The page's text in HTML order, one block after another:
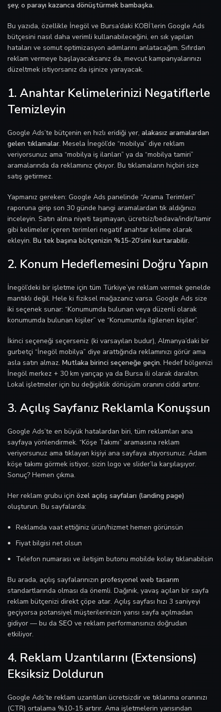
şey, o parayı kazanca dönüştürmek bambaşka.
Bu yazıda, özellikle İnegöl ve Bursa’daki KOBİ’lerin Google Ads
bütçesini nasıl daha verimli kullanabileceğini, en sık yapılan
hataları ve somut optimizasyon adımlarını anlatacağım. Sıfırdan
reklam vermeye başlayacaksanız da, mevcut kampanyalarınızı
düzeltmek istiyorsanız da işinize yarayacak.
1. Anahtar Kelimelerinizi Negatiflerle
Temizleyin
Google Ads’te bütçenin en hızlı eridiği yer, alakasız aramalardan
gelen tıklamalar. Mesela İnegöl’de “mobilya” diye reklam
veriyorsunuz ama “mobilya iş ilanları” ya da “mobilya tamiri”
aramalarında da reklamınız çıkıyor. Bu tıklamaların hiçbiri size
satış getirmez.
Yapmanız gereken: Google Ads panelinde “Arama Terimleri”
raporuna girip son 30 günde hangi aramalardan tık aldığınızı
inceleyin. Satın alma niyeti taşımayan, ücretsiz/bedava/indir/tamir
gibi kelimeler içeren terimleri negatif anahtar kelime olarak
ekleyin. Bu tek başına bütçenizin %15-20’sini kurtarabilir.
2. Konum Hedeflemesini Doğru Yapın
İnegöl’deki bir işletme için tüm Türkiye’ye reklam vermek genelde
mantıklı değil. Hele ki fiziksel mağazanız varsa. Google Ads size
iki seçenek sunar: “Konumumda bulunan veya düzenli olarak
konumumda bulunan kişiler” ve “Konumumla ilgilenen kişiler”.
İkinci seçeneği seçerseniz (ki varsayılan budur), Almanya’daki bir
gurbetçi “İnegöl mobilya” diye arattığında reklamınızı görür ama
asla satın almaz. Mutlaka birinci seçeneğe geçin. Hedef bölgenizi
İnegöl merkez + 30 km yarıçap ya da Bursa ili olarak daraltın.
Lokal işletmeler için bu değişiklik dönüşüm oranını ciddi artırır.
3. Açılış Sayfanız Reklamla Konuşsun
Google Ads’te en büyük hatalardan biri, tüm reklamları ana
sayfaya yönlendirmek. “Köşe Takımı” aramasına reklam
veriyorsunuz ama tıklayan kişiyi ana sayfaya atıyorsunuz. Adam
köşe takımı görmek istiyor, sizin logo ve slider’la karşılaşıyor.
Sonuç? Hemen çıkma.
Her reklam grubu için özel açılış sayfaları (landing page)
oluşturun. Bu sayfalarda:
Reklamda vaat ettiğiniz ürün/hizmet hemen görünsün
Fiyat bilgisi net olsun
Telefon numarası ve iletişim butonu mobilde kolay tıklanabilsin
Bu arada, açılış sayfalarınızın profesyonel web tasarım
standartlarında olması da önemli. Dağınık, yavaş açılan bir sayfa
reklam bütçenizi direkt çöpe atar. Açılış sayfası hızı 3 saniyeyi
geçiyorsa potansiyel müşterilerinizin yarısı sayfa açılmadan
gidiyor — bu da SEO ve reklam performansınızı doğrudan
etkiliyor.
4. Reklam Uzantılarını (Extensions)
Eksiksiz Doldurun
Google Ads’te reklam uzantıları ücretsizdir ve tıklanma oranınızı
(CTR) ortalama %10-15 artırır. Ama işletmelerin yarısından